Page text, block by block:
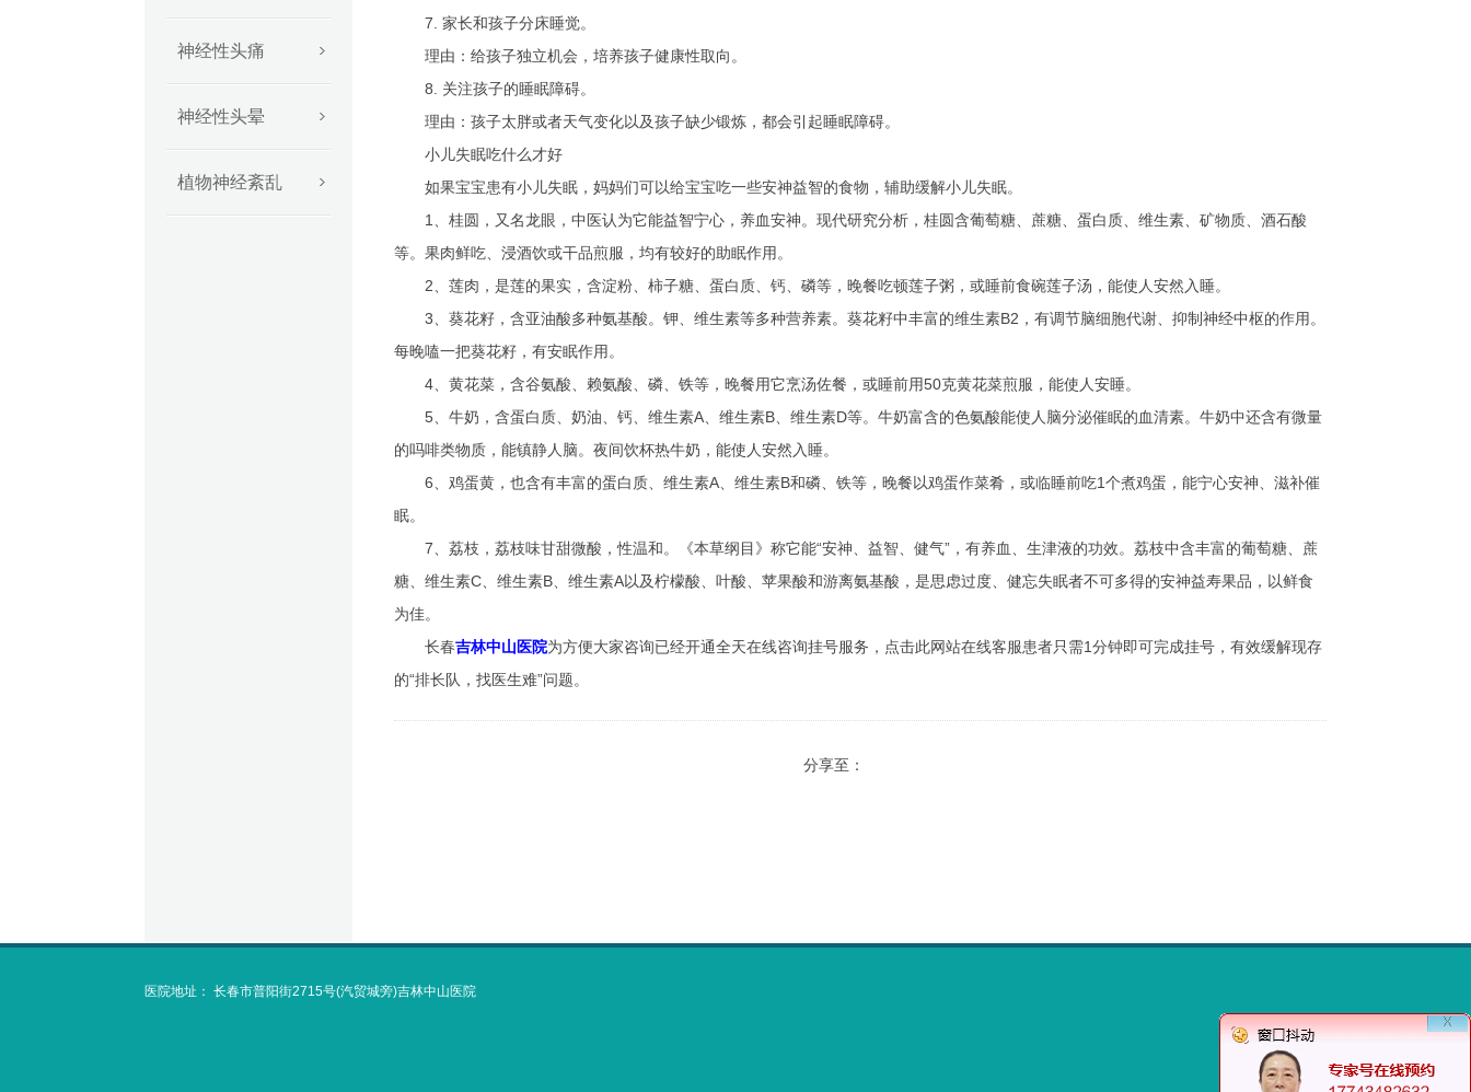
神经性头痛
神经性头晕
植物神经紊乱
7. 家长和孩子分床睡觉。
理由：给孩子独立机会，培养孩子健康性取向。
8. 关注孩子的睡眠障碍。
理由：孩子太胖或者天气变化以及孩子缺少锻炼，都会引起睡眠障碍。
小儿失眠吃什么才好
如果宝宝患有小儿失眠，妈妈们可以给宝宝吃一些安神益智的食物，辅助缓解小儿失眠。
1、桂圆，又名龙眼，中医认为它能益智宁心，养血安神。现代研究分析，桂圆含葡萄糖、蔗糖、蛋白质、维生素、矿物质、酒石酸
等。果肉鲜吃、浸酒饮或干品煎服，均有较好的助眠作用。
2、莲肉，是莲的果实，含淀粉、柿子糖、蛋白质、钙、磷等，晚餐吃顿莲子粥，或睡前食碗莲子汤，能使人安然入睡。
3、葵花籽，含亚油酸多种氨基酸。钾、维生素等多种营养素。葵花籽中丰富的维生素B2，有调节脑细胞代谢、抑制神经中枢的作用。
每晚嗑一把葵花籽，有安眠作用。
4、黄花菜，含谷氨酸、赖氨酸、磷、铁等，晚餐用它烹汤佐餐，或睡前用50克黄花菜煎服，能使人安睡。
5、牛奶，含蛋白质、奶油、钙、维生素A、维生素B、维生素D等。牛奶富含的色氨酸能使人脑分泌催眠的血清素。牛奶中还含有微量
的吗啡类物质，能镇静人脑。夜间饮杯热牛奶，能使人安然入睡。
6、鸡蛋黄，也含有丰富的蛋白质、维生素A、维生素B和磷、铁等，晚餐以鸡蛋作菜肴，或临睡前吃1个煮鸡蛋，能宁心安神、滋补催
眠。
7、荔枝，荔枝味甘甜微酸，性温和。《本草纲目》称它能“安神、益智、健气”，有养血、生津液的功效。荔枝中含丰富的葡萄糖、蔗
糖、维生素C、维生素B、维生素A以及柠檬酸、叶酸、苹果酸和游离氨基酸，是思虑过度、健忘失眠者不可多得的安神益寿果品，以鲜食
为佳。
长春吉林中山医院为方便大家咨询已经开通全天在线咨询挂号服务，点击此网站在线客服患者只需1分钟即可完成挂号，有效缓解现存
的“排长队，找医生难”问题。
分享至：
医院地址： 长春市普阳街2715号(汽贸城旁)吉林中山医院